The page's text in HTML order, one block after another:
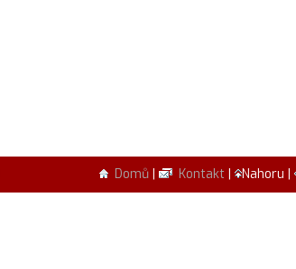
Nahoru |
Kontakt |
Domů |